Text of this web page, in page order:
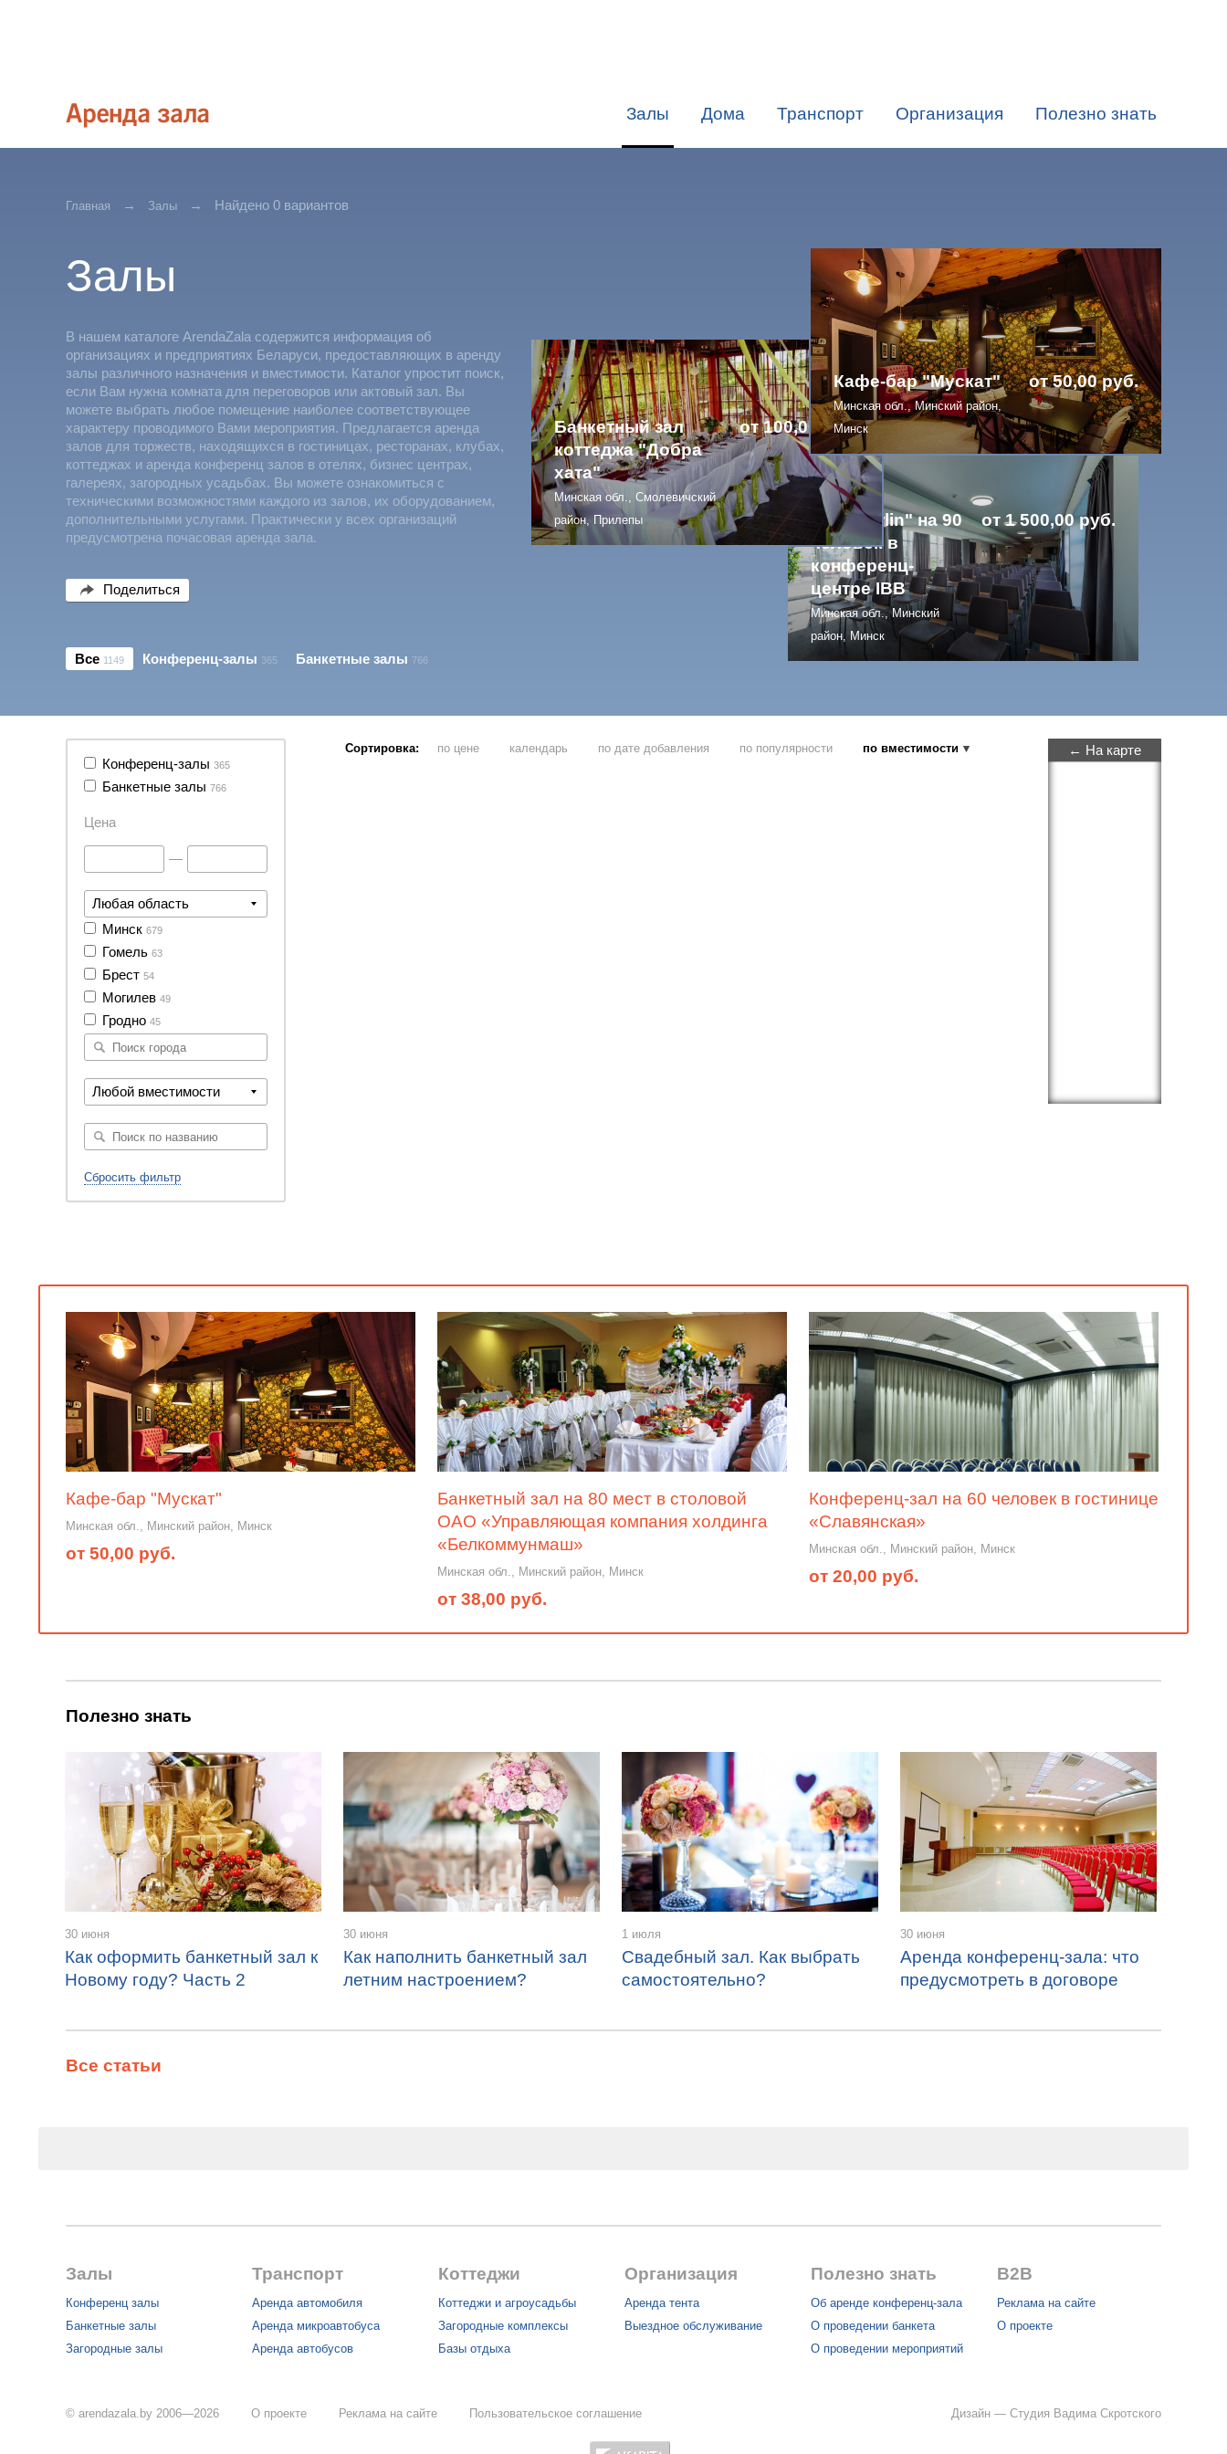
Залы Дома Транспорт Организация Полезно знать
Главная Залы Найдено 0 вариантов
Залы
В нашем каталоге ArendaZala содержится информация об
организациях и предприятиях Беларуси, предоставляющих в аренду
залы различного назначения и вместимости. Каталог упростит поиск,
если Вам нужна комната для переговоров или актовый зал. Вы
можете выбрать любое помещение наиболее соответствующее
характеру проводимого Вами мероприятия. Предлагается аренда
залов для торжеств, находящихся в гостиницах, ресторанах, клубах,
коттеджах и аренда конференц залов в отелях, бизнес центрах,
галереях, загородных усадьбах. Вы можете ознакомиться с
техническими возможностями каждого из залов, их оборудованием,
дополнительными услугами. Практически у всех организаций
предусмотрена почасовая аренда зала.
Поделиться
Кафе-бар "Мускат"
Минская обл., Минский район,
Минск
от 50,00 руб.
Банкетный зал
коттеджа "Добра
хата"
Минская обл., Смолевичский
район, Прилепы
от 100,00 руб.
Зал "Berlin" на 90
человек в
конференц-
центре IBB
Минская обл., Минский
район, Минск
от 1 500,00 руб.
Все 1149 Конференц-залы 365 Банкетные залы 766
Конференц-залы 365
Банкетные залы 766
Цена
—
Любая область
Минск 679
Гомель 63
Брест 54
Могилев 49
Гродно 45
Любой вместимости
Сбросить фильтр
Сортировка: по цене календарь по дате добавления по популярности по вместимости ← На карте
Кафе-бар "Мускат"
Минская обл., Минский район, Минск
от 50,00 руб.
Банкетный зал на 80 мест в столовой
ОАО «Управляющая компания холдинга
«Белкоммунмаш»
Минская обл., Минский район, Минск
от 38,00 руб.
Конференц-зал на 60 человек в гостинице
«Славянская»
Минская обл., Минский район, Минск
от 20,00 руб.
Полезно знать
30 июня
Как оформить банкетный зал к
Новому году? Часть 2
30 июня
Как наполнить банкетный зал
летним настроением?
1 июля
Свадебный зал. Как выбрать
самостоятельно?
30 июня
Аренда конференц-зала: что
предусмотреть в договоре
Все статьи
Залы
Конференц залы
Банкетные залы
Загородные залы
Транспорт
Аренда автомобиля
Аренда микроавтобуса
Аренда автобусов
Коттеджи
Коттеджи и агроусадьбы
Загородные комплексы
Базы отдыха
Организация
Аренда тента
Выездное обслуживание
Полезно знать
Об аренде конференц-зала
О проведении банкета
О проведении мероприятий
B2B
Реклама на сайте
О проекте
© arendazala.by 2006—2026 О проекте Реклама на сайте Пользовательское соглашение Дизайн — Студия Вадима Скротского